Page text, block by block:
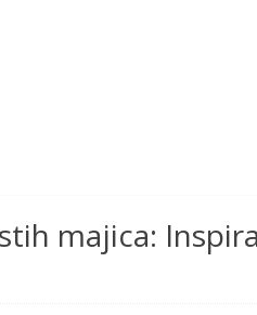
majica: